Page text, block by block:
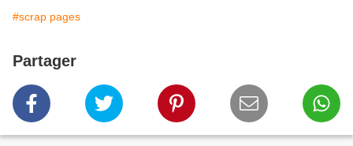
#scrap pages
Partager